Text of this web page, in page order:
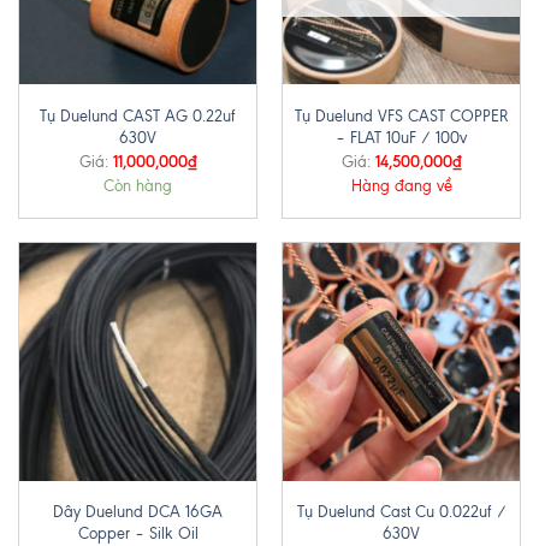
Tụ Duelund CAST AG 0.22uf
630V
Giá: 11,000,000₫
Còn hàng
Tụ Duelund VFS CAST COPPER
– FLAT 10uF / 100v
Giá: 14,500,000₫
Hàng đang về
Dây Duelund DCA 16GA
Copper – Silk Oil
Tụ Duelund Cast Cu 0.022uf /
630V